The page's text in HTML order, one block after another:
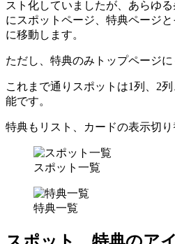
スト化していましたが、あらゆ
にスポットページ、特典ページ
に移動します。
ただし、特典のみトップページに
これまで通りスポットは1列、2
能です。
特典もリスト、カードの表示切り
スポット一覧
特典一覧